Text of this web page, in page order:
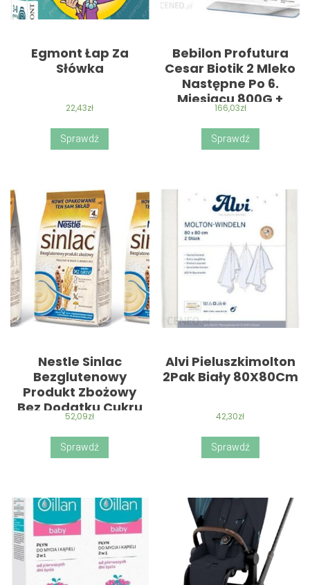
Egmont Łap Za
Słówka
22,43zł
Sprawdź
Bebilon Profutura
Cesar Biotik 2 Mleko
Następne Po 6.
Miesiącu 800G +
Sutricon Cc Plastry
Silikonowe Na Blizny
5Szt.
166,03zł
Sprawdź
Nestle Sinlac
Bezglutenowy
Produkt Zbożowy
Bez Dodatku Cukru
dla niemowląt po 4
Miesiącu 3x300g
52,09zł
Sprawdź
Alvi Pieluszkimolton
2Pak Biały 80X80Cm
42,30zł
Sprawdź